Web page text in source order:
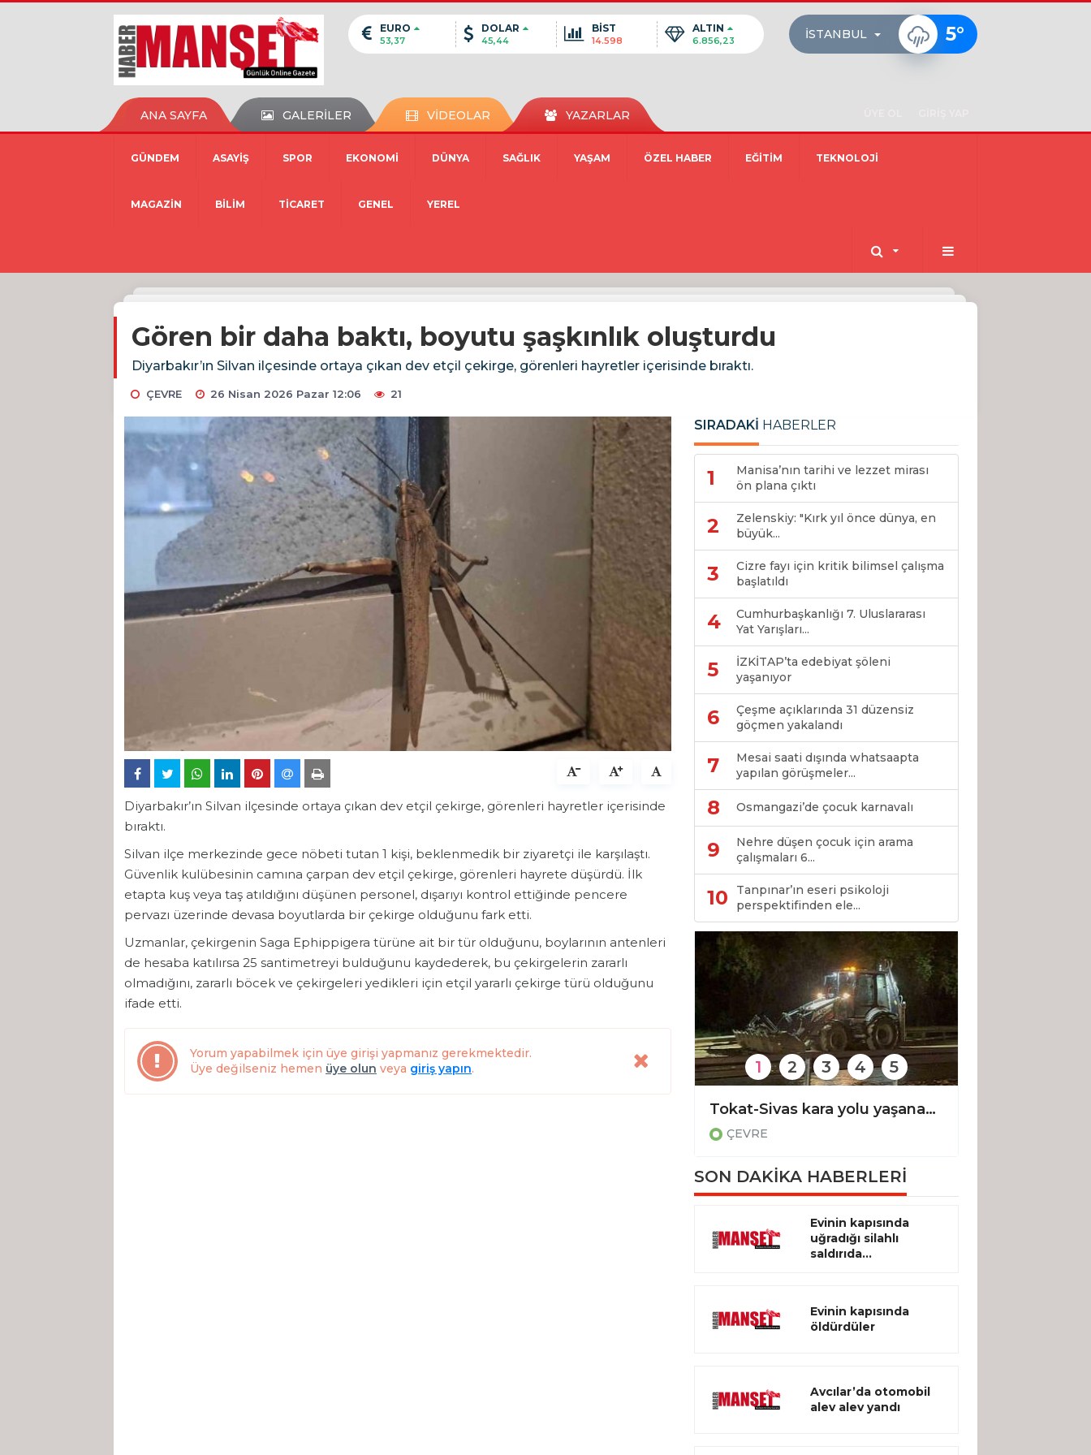
EURO
53,37
DOLAR
45,44
BİST
14.598
ALTIN
6.856,23 İSTANBUL 5°
ANA SAYFA GALERİLER VİDEOLAR YAZARLAR
GÜNDEM ASAYİŞ SPOR EKONOMİ DÜNYA SAĞLIK YAŞAM ÖZEL HABER EĞİTİM TEKNOLOJİ
MAGAZİN BİLİM TİCARET GENEL YEREL
Gören bir daha baktı, boyutu şaşkınlık oluşturdu
Diyarbakır’ın Silvan ilçesinde ortaya çıkan dev etçil çekirge, görenleri hayretler içerisinde bıraktı.
ÇEVRE 26 Nisan 2026 Pazar 12:06 21
Diyarbakır’ın Silvan ilçesinde ortaya çıkan dev etçil çekirge, görenleri hayretler içerisinde
bıraktı.
Silvan ilçe merkezinde gece nöbeti tutan 1 kişi, beklenmedik bir ziyaretçi ile karşılaştı.
Güvenlik kulübesinin camına çarpan dev etçil çekirge, görenleri hayrete düşürdü. İlk
etapta kuş veya taş atıldığını düşünen personel, dışarıyı kontrol ettiğinde pencere
pervazı üzerinde devasa boyutlarda bir çekirge olduğunu fark etti.
Uzmanlar, çekirgenin Saga Ephippigera türüne ait bir tür olduğunu, boylarının antenleri
de hesaba katılırsa 25 santimetreyi bulduğunu kaydederek, bu çekirgelerin zararlı
olmadığını, zararlı böcek ve çekirgeleri yedikleri için etçil yararlı çekirge türü olduğunu
ifade etti.
Yorum yapabilmek için üye girişi yapmanız gerekmektedir.
Üye değilseniz hemen üye olun veya giriş yapın.
SIRADAKİ HABERLER
1
Manisa’nın tarihi ve lezzet mirası
ön plana çıktı
2
Zelenskiy: "Kırk yıl önce dünya, en
büyük...
3
Cizre fayı için kritik bilimsel çalışma
başlatıldı
4
Cumhurbaşkanlığı 7. Uluslararası
Yat Yarışları...
5
İZKİTAP’ta edebiyat şöleni
yaşanıyor
6
Çeşme açıklarında 31 düzensiz
göçmen yakalandı
7
Mesai saati dışında whatsaapta
yapılan görüşmeler...
8 Osmangazi’de çocuk karnavalı
9
Nehre düşen çocuk için arama
çalışmaları 6...
10
Tanpınar’ın eseri psikoloji
perspektifinden ele...
Tokat-Sivas kara yolu yaşanan taşkın nedeniyle kısa süreli trafiğe kapandı
ÇEVRE
1 2 3 4 5
SON DAKİKA HABERLERİ
Evinin kapısında
uğradığı silahlı
saldırıda...
Evinin kapısında
öldürdüler
Avcılar’da otomobil
alev alev yandı